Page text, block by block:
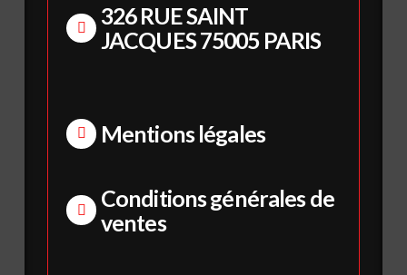
326 RUE SAINT
JACQUES 75005 PARIS
Mentions légales
Conditions générales de
ventes